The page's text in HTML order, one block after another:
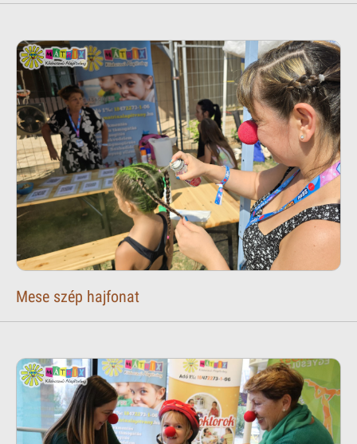
Mese szép hajfonat